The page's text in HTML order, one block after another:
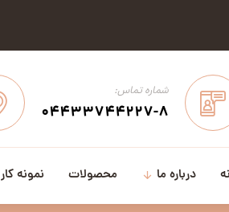
شماره تماس:
04433744227-8
درباره ما محصولات نمونه کار